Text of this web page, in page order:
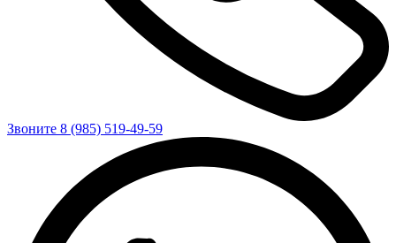
Звоните 8 (985) 519-49-59